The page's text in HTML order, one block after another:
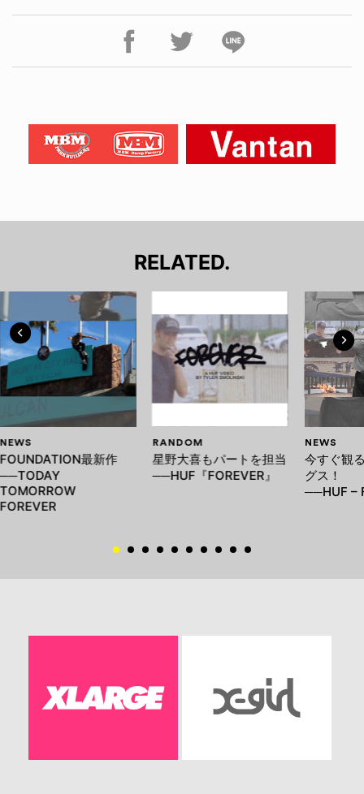
RELATED.
NEWS
FOUNDATION最新作
──TODAY
TOMORROW
FOREVER
RANDOM
星野大喜もパートを担当
──HUF『FOREVER』
NEWS
今すぐ観
グス！
──HUF –